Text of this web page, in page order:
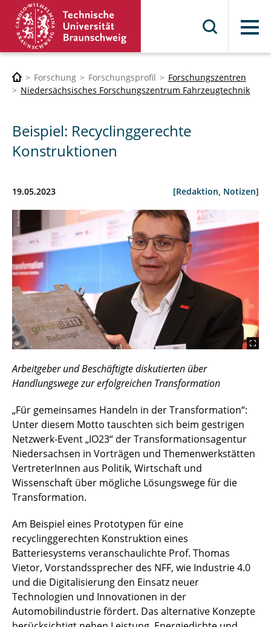
Menü
Forschung Forschungsprofil
Forschungszentren
Niedersächsisches Forschungszentrum Fahrzeugtechnik
Beispiel: Recyclinggerechte
Konstruktionen
19.05.2023 [Redaktion, Notizen]
Arbeitgeber und Beschäftigte diskutierten über
Handlungswege zur erfolgreichen Transformation
„Für gemeinsames Handeln in der Transformation“:
Unter diesem Motto tauschten sich beim gestrigen
Netzwerk-Event „IO23“ der Transformationsagentur
Niedersachsen in Vorträgen und Themenwerkstätten
VertreterInnen aus Politik, Wirtschaft und
Wissenschaft über mögliche Lösungswege für die
Transformation.
Am Beispiel eines Prototypen für eine
recyclinggerechten Konstruktion eines
Batteriesystems veranschaulichte Prof. Thomas
Vietor, Vorstandssprecher des NFF, wie Industrie 4.0
und die Digitalisierung den Einsatz neuer
Technologien und Innovationen in der
Automobilindustrie fördert. Das alternative Konzepte